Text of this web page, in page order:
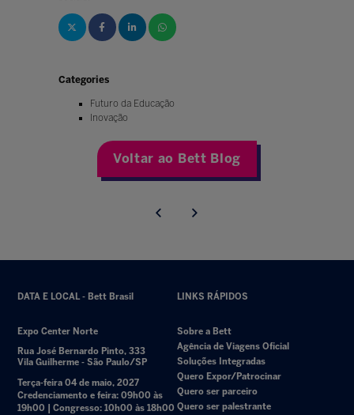
Categories
Futuro da Educação
Inovação
Voltar ao Bett Blog
DATA E LOCAL - Bett Brasil
Expo Center Norte
Rua José Bernardo Pinto, 333
Vila Guilherme - São Paulo/SP
Terça-feira 04 de maio, 2027
Credenciamento e feira: 09h00 às
19h00 | Congresso: 10h00 às 18h00
LINKS RÁPIDOS
Sobre a Bett
Agência de Viagens Oficial
Soluções Integradas
Quero Expor/Patrocinar
Quero ser parceiro
Quero ser palestrante